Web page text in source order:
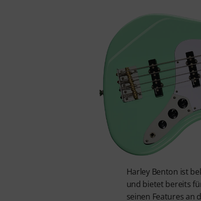
Harley Benton ist
und bietet bereits
seinen Features an